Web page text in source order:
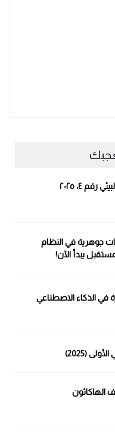
٤، ٢٠٢٥
جوهرية في النظام
يبدأ الآن!
في الذكاء الاصطناعي
(2025)
الهاكاثون